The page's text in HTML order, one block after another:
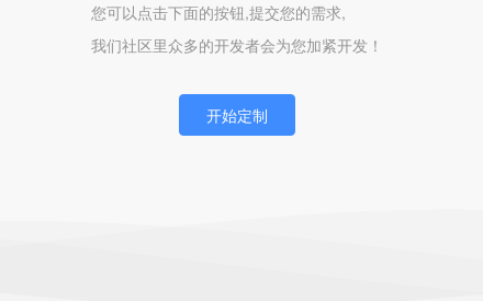
您可以点击下面的按钮,提交您的需求,
我们社区里众多的开发者会为您加紧开发！
开始定制